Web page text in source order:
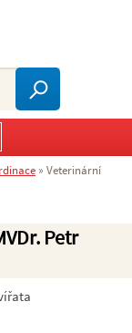
Petr
» Veterinární